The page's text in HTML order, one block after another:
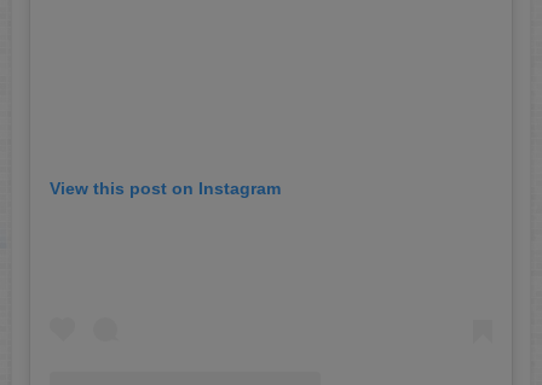
View this post on Instagram